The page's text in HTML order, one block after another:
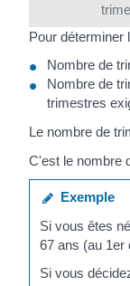
Pour déterminer
Nombre de
Nombre de
trimestres
Le nombre de
C'est le nombre
Exemple
Si vous êtes
67 ans (au 1er
Si vous